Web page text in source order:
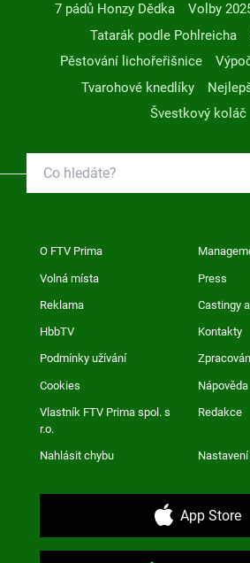
7 pádů Honzy Dědka
Volby
Tatarák podle Pohlreicha
Pěstování lichořeřišnice
Tvarohové knedlíky
Švestkový koláč
O FTV Prima
Volná místa Press
Reklama Castingy
HbbTV Kontakty
Podmínky užívání
Cookies Nápověda
Vlastník FTV Prima spol. s
r.o.
Redakce
Nahlásit chybu
App Store